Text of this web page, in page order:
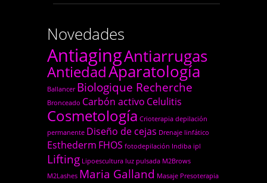
Novedades
AntiagingAntiarrugas
AntiedadAparatología
Ballancer Biologique Recherche
Bronceado Carbón activo Celulitis
Cosmetología Crioterapia depilación
permanente Diseño de cejas Drenaje linfático
Esthederm FHOS fotodepilación Indiba ipl
Lifting Lipoescultura luz pulsada M2Brows
M2Lashes Maria Galland Masaje Presoterapia